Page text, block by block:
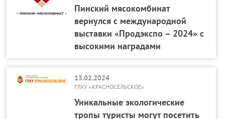
Пинский мясокомбинат
вернулся с международной
выставки «Продэкспо – 2024» с
высокими наградами
13.02.2024
ГЛХУ «КРАСНОСЕЛЬСКОЕ»
Уникальные экологические
тропы туристы могут посетить